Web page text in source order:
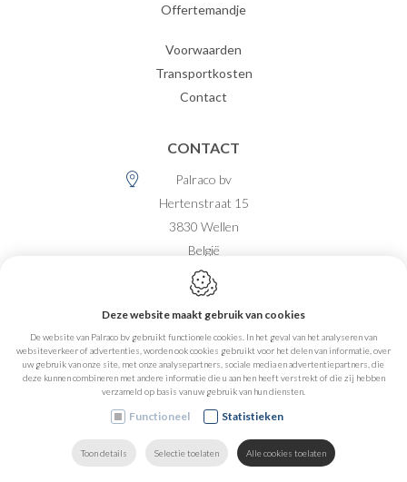
Offertemandje
Voorwaarden
Transportkosten
Contact
CONTACT
Palraco bv
Hertenstraat 15
3830 Wellen
België
BE 0477.488.735
+32 (0)12 74 65 65
info@palraco.be
OPENINGSUREN
08:00-12:00, 13:00-16:00
08:00-12:00, 13:00-16:00
Deze website maakt gebruik van cookies
De website van Palraco bv gebruikt functionele cookies. In het geval van het analyseren van
websiteverkeer of advertenties, worden ook cookies gebruikt voor het delen van informatie, over
uw gebruik van onze site, met onze analysepartners, sociale media en advertentiepartners, die
deze kunnen combineren met andere informatie die u aan hen heeft verstrekt of die zij hebben
verzameld op basis van uw gebruik van hun diensten.
Functioneel Statistieken
Toon details Selectie toelaten Alle cookies toelaten
MAIL ONS HOME VIND ONS